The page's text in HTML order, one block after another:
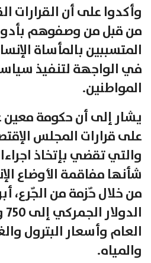
وأكدوا على أن القرارات
من قبل من وصفوهم
المتسببين بالمأساة
في الواجهة لتنفيذ
المواطنين.
يشار إلى أن حكومة
على قرارات المجلس
والتي تقضي بإتخاذ
شأنها مفاقمة الأوضاع
من خلال حٌزمة من الجٌرع،
العام وأسعار البترول
والمياه.